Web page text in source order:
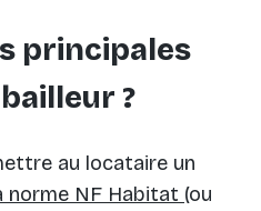
principales
?
au locataire un
norme NF Habitat (ou